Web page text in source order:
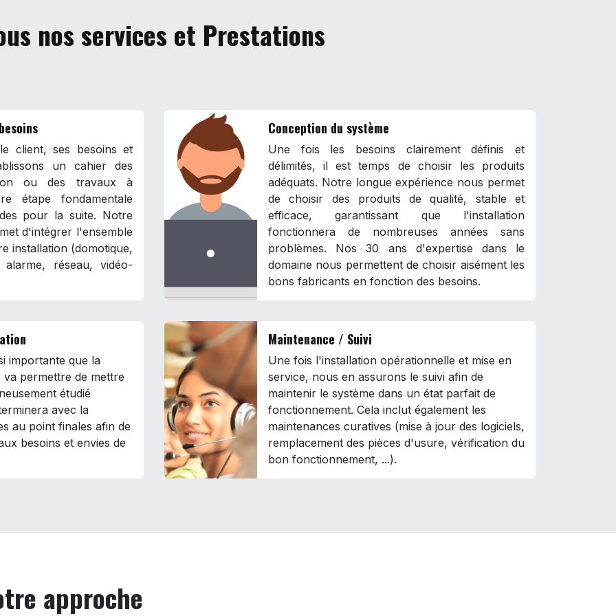
nos services et Prestations
client, ses besoins et
un cahier des
ou des travaux à
étape fondamentale
pour la suite. Notre
d'intégrer l'ensemble
installation (domotique,
alarme, réseau, vidéo-
Conception du système
Une fois les besoins clairement définis et
délimités, il est temps de choisir les produits
adéquats. Notre longue expérience nous permet
de choisir des produits de qualité, stable et
efficace, garantissant que l'installation
fonctionnera de nombreuses années sans
problèmes. Nos 30 ans d'expertise dans le
domaine nous permettent de choisir aisément les
bons fabricants en fonction des besoins.
importante que la
permettre de mettre
étudié
avec la
au point finales afin de
besoins et envies de
Maintenance / Suivi
Une fois l'installation opérationnelle et mise en
service, nous en assurons le suivi afin de
maintenir le système dans un état parfait de
fonctionnement. Cela inclut également les
maintenances curatives (mise à jour des logiciels,
remplacement des pièces d'usure, vérification du
bon fonctionnement, ...).
approche